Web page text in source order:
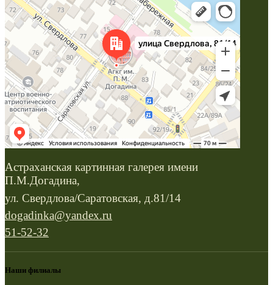
Астраханская картинная галерея имени
П.М.Догадина,
ул. Свердлова/Саратовская, д.81/14
dogadinka@yandex.ru
51-52-32
Наши филиалы